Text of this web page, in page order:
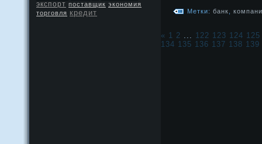
экспорт поставщик экономия
торговля кредит Метки: банк
« 1 2 ... 122 123 124 125
134 135 136 137 138 139